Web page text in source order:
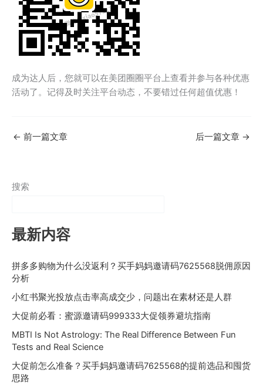
成为达人后，您就可以在美团圈圈平台上查看并参与各种优惠
活动了。记得及时关注平台动态，不要错过任何超值优惠！
← 前一篇文章 后一篇文章 →
搜索
最新内容
拼多多购物为什么没返利？买手妈妈邀请码7625568脱佣原因
分析
小红书聚光投放点击率高成交少，问题出在素材还是人群
大促前必看：蜜源邀请码999333大促领券避坑指南
MBTI Is Not Astrology: The Real Difference Between Fun
Tests and Real Science
大促前怎么准备？买手妈妈邀请码7625568的提前选品和囤货
思路